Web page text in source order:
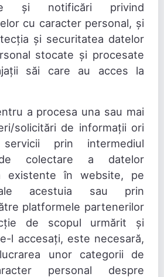
și notificări privind
cu caracter personal, și
și securitatea datelor
stocate și procesate
săi care au acces la
a procesa una sau mai
solicitări de informații ori
prin intermediul
colectare a datelor
existente în website, pe
ale acestuia sau prin
platformele partenerilor
de scopul urmărit și
l accesați, este necesară,
unor categorii de
personal despre